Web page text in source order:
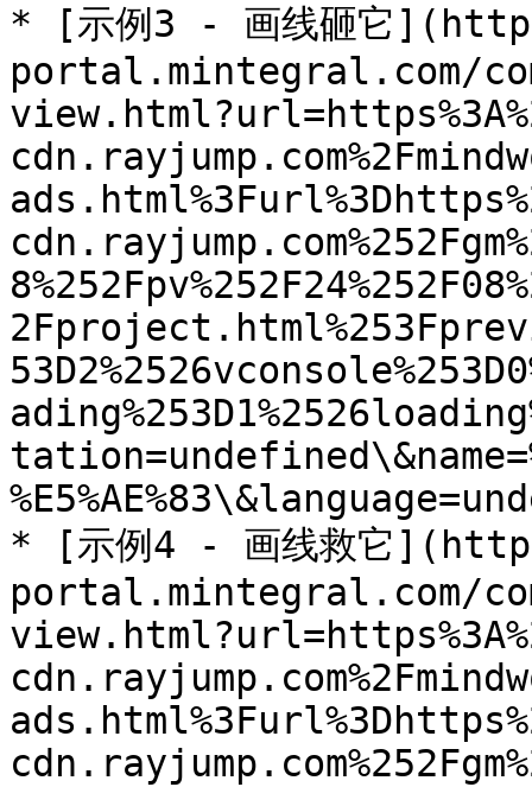
* [示例3 - 画线砸它
portal.mintegral.com/
* [示例4 - 画线救它
portal.mintegral.com/